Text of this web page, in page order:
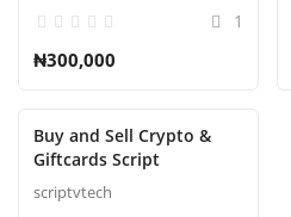
1
₦300,000
Buy and Sell Crypto &
Giftcards Script
scriptvtech